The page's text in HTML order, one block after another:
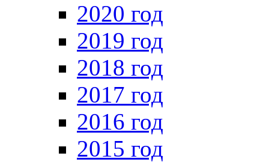
2020 год
2019 год
2018 год
2017 год
2016 год
2015 год